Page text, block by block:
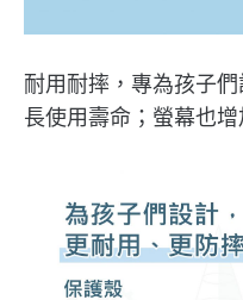
耐用耐摔，專為孩子
長使用壽命；螢幕也